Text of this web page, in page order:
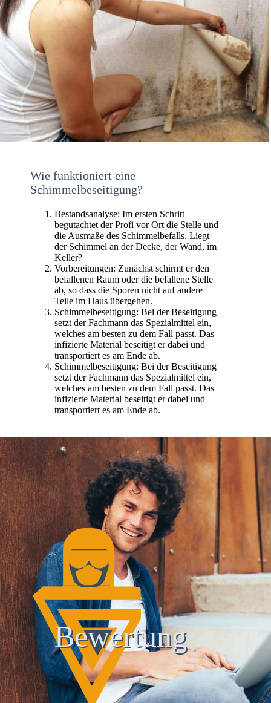
Wie funktioniert eine
Schimmelbeseitigung?
Bestandsanalyse: Im ersten Schritt
begutachtet der Profi vor Ort die Stelle und
die Ausmaße des Schimmelbefalls. Liegt
der Schimmel an der Decke, der Wand, im
Keller?
Vorbereitungen: Zunächst schirmt er den
befallenen Raum oder die befallene Stelle
ab, so dass die Sporen nicht auf andere
Teile im Haus übergehen.
Schimmelbeseitigung: Bei der Beseitigung
setzt der Fachmann das Spezialmittel ein,
welches am besten zu dem Fall passt. Das
infizierte Material beseitigt er dabei und
transportiert es am Ende ab.
Schimmelbeseitigung: Bei der Beseitigung
setzt der Fachmann das Spezialmittel ein,
welches am besten zu dem Fall passt. Das
infizierte Material beseitigt er dabei und
transportiert es am Ende ab.
Bewertung